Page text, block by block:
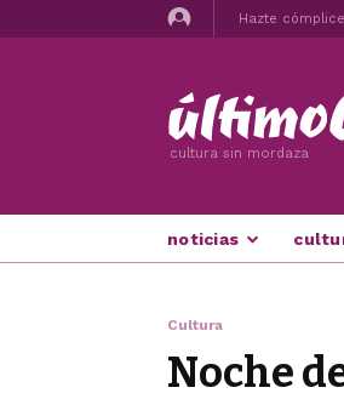
Hazte cómplice
cultura sin mordaza
noticias
Cultura
Noche